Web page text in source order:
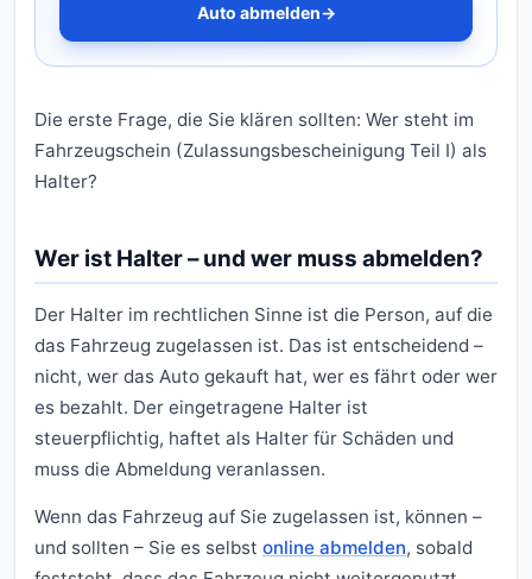
Auto abmelden→
Die erste Frage, die Sie klären sollten: Wer steht im
Fahrzeugschein (Zulassungsbescheinigung Teil I) als
Halter?
Wer ist Halter – und wer muss abmelden?
Der Halter im rechtlichen Sinne ist die Person, auf die
das Fahrzeug zugelassen ist. Das ist entscheidend –
nicht, wer das Auto gekauft hat, wer es fährt oder wer
es bezahlt. Der eingetragene Halter ist
steuerpflichtig, haftet als Halter für Schäden und
muss die Abmeldung veranlassen.
Wenn das Fahrzeug auf Sie zugelassen ist, können –
und sollten – Sie es selbst online abmelden, sobald